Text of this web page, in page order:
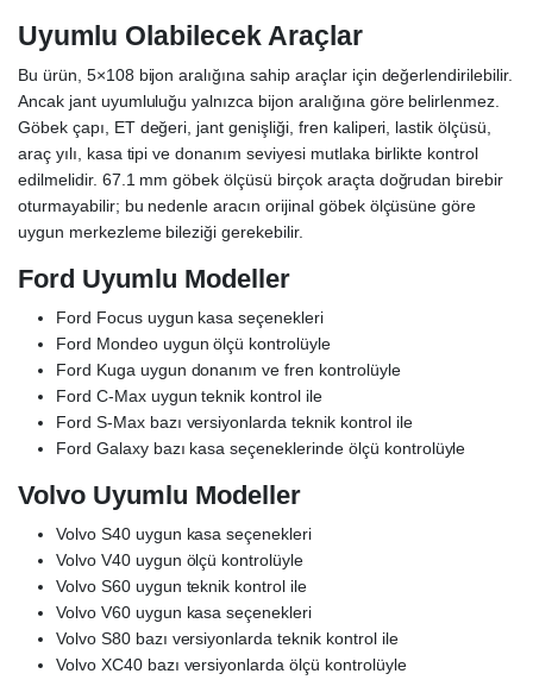
Uyumlu Olabilecek Araçlar
Bu ürün, 5×108 bijon aralığına sahip araçlar için değerlendirilebilir.
Ancak jant uyumluluğu yalnızca bijon aralığına göre belirlenmez.
Göbek çapı, ET değeri, jant genişliği, fren kaliperi, lastik ölçüsü,
araç yılı, kasa tipi ve donanım seviyesi mutlaka birlikte kontrol
edilmelidir. 67.1 mm göbek ölçüsü birçok araçta doğrudan birebir
oturmayabilir; bu nedenle aracın orijinal göbek ölçüsüne göre
uygun merkezleme bileziği gerekebilir.
Ford Uyumlu Modeller
Ford Focus uygun kasa seçenekleri
Ford Mondeo uygun ölçü kontrolüyle
Ford Kuga uygun donanım ve fren kontrolüyle
Ford C-Max uygun teknik kontrol ile
Ford S-Max bazı versiyonlarda teknik kontrol ile
Ford Galaxy bazı kasa seçeneklerinde ölçü kontrolüyle
Volvo Uyumlu Modeller
Volvo S40 uygun kasa seçenekleri
Volvo V40 uygun ölçü kontrolüyle
Volvo S60 uygun teknik kontrol ile
Volvo V60 uygun kasa seçenekleri
Volvo S80 bazı versiyonlarda teknik kontrol ile
Volvo XC40 bazı versiyonlarda ölçü kontrolüyle